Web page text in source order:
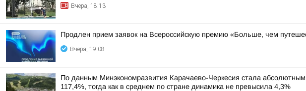
Вчера, 18:13
Продлен прием заявок на Всероссийскую премию «Больше, чем
Вчера, 19:08
По данным Минэкономразвития Карачаево-Черкесия стала
117,4%, тогда как в среднем по стране динамика не превысила 4,3%